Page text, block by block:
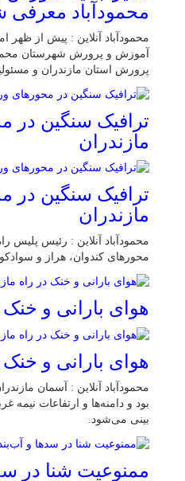
محمودآباد معرفی
محمودآباد آنلاین : پیش از ظهر
آموزش و پرورش شهرستان
پرورش استان مازندران و
ترافیک سنگین در
مازندران
ترافیک سنگین در
مازندران
محمودآباد آنلاین : رئیس پلیس
محور‌های کندوان، هراز و
هوای بارانی و خنک
هوای بارانی و خنک
محمودآباد آنلاین : آسمان
بود و دامنه‌ها و ارتفاعات نیمه
بینی می‌شود.
ممنوعیت شنا در